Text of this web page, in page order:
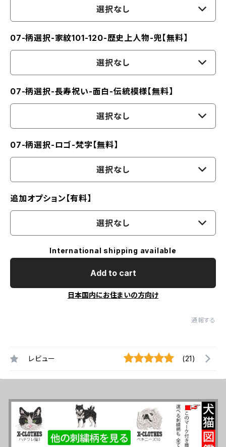
選択なし
07-柄選択-家紋101-120-歴史上人物-兜【無料】
選択なし
07-柄選択-長寿祝い-面白-伝統模様【無料】
選択なし
07-柄選択-ロゴ-梵字【無料】
選択なし
追加オプション【有料】
選択なし
International shipping available
Add to cart
日本国内にお住まいの方向け
通報する
レビュー (21)